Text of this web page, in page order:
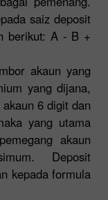
saiz deposit
berikut: A - B +
akaun yang
yang dijana,
6 digit dan
yang utama
akaun
Deposit
kepada formula